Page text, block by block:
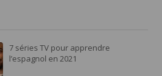
7 séries TV pour apprendre
l’espagnol en 2021